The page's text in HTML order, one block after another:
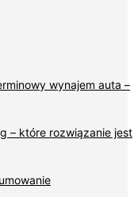
wynajem auta –
– które rozwiązanie jest